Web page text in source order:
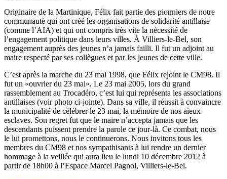
Originaire de la Martinique, Félix fait partie des pionniers de notre
communauté qui ont créé les organisations de solidarité antillaise
(comme l’AIA) et qui ont compris très vite la nécessité de
l’engagement politique dans leurs villes. À Villiers-le-Bel, son
engagement auprès des jeunes n’a jamais failli. Il fut un adjoint au
maire respecté par ses collègues et par les jeunes de cette ville.
C’est après la marche du 23 mai 1998, que Félix rejoint le CM98. Il
fut un «ouvrier du 23 mai». Le 23 mai 2005, lors du grand
rassemblement au Trocadéro, c’est lui qui représenta les associations
antillaises (voir photo ci-jointe). Dans sa ville, il réussit à convaincre
la municipalité de célébrer le 23 mai, la mémoire de nos aïeux
esclaves. Son regret fut que le maire n’accepta jamais que les
descendants puissent prendre la parole ce jour-là. Ce combat, nous
le lui promettons, nous le continuerons. Nous invitons tous les
membres du CM98 et nos sympathisants à lui rendre un dernier
hommage à la veillée qui aura lieu le lundi 10 décembre 2012 à
partir de 18h00 à l’Espace Marcel Pagnol, Villiers-le-Bel.